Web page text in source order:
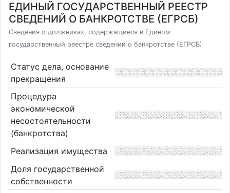
ЕДИНЫЙ ГОСУДАРСТВЕННЫЙ РЕЕСТР
СВЕДЕНИЙ О БАНКРОТСТВЕ (ЕГРСБ)
Сведения о должниках, содержащиеся в Едином
государственный реестре сведений о банкротстве (ЕГРСБ)
Статус дела, основание
прекращения
Процедура
экономической
несостоятельности
(банкротства)
Реализация имущества
Доля государственной
собственности